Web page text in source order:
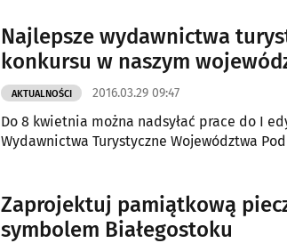
Najlepsze wydawnictwa
konkursu w naszym
AKTUALNOŚCI 2016.03.29 09:47
Do 8 kwietnia można nadsyłać prace do I
Wydawnictwa Turystyczne Województwa
Zaprojektuj pamiątkową
symbolem Białegostoku